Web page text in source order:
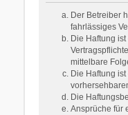
Der Betreiber
fahrlässiges
Die Haftung
mittelbare
Die Haftung
Die
Ansprüche für